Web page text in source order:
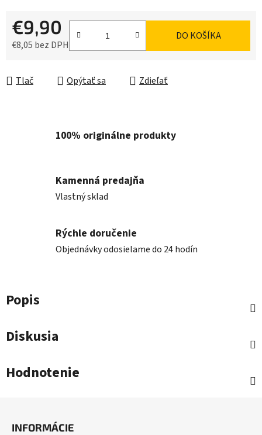
€9,90
€8,05 bez DPH
DO KOŠÍKA
Tlač Opýtať sa Zdieľať
100% originálne produkty
Kamenná predajňa
Vlastný sklad
Rýchle doručenie
Objednávky odosielame do 24 hodín
Popis
Diskusia
Hodnotenie
INFORMÁCIE